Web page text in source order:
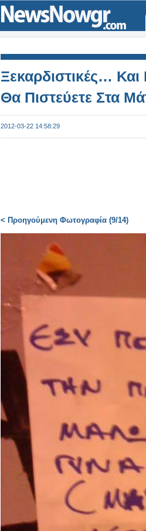
Ξεκαρδιστικές… Και
Θα Πιστεύετε Στα
2012-03-22 14:58:29
< Προηγούμενη Φωτογραφία (9/14)